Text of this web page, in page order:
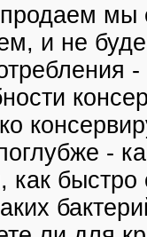
мы
и не
-
как